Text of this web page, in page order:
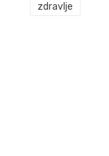
zdravlje